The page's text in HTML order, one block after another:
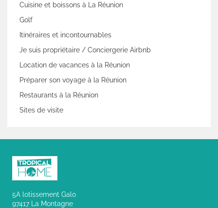
Cuisine et boissons à La Réunion
Golf
Itinéraires et incontournables
Je suis propriétaire / Conciergerie Airbnb
Location de vacances à la Réunion
Préparer son voyage à la Réunion
Restaurants à la Réunion
Sites de visite
5A lotissement Galo
97417 La Montagne